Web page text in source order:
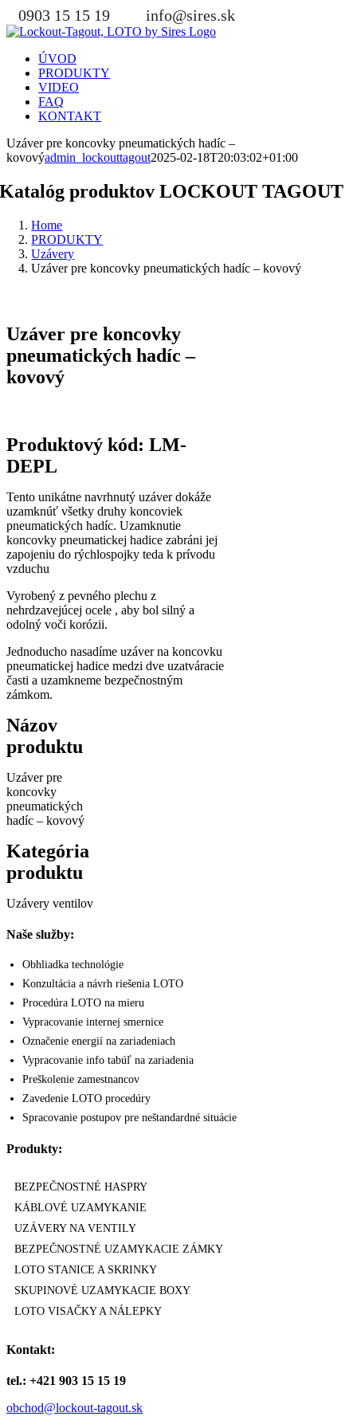
Skip
to
content
0903 15 15 19 info@sires.sk
ÚVOD
PRODUKTY
VIDEO
FAQ
KONTAKT
Uzáver pre koncovky pneumatických hadíc –
kovovýadmin_lockouttagout2025-02-18T20:03:02+01:00
Katalóg produktov LOCKOUT TAGOUT
Home
PRODUKTY
Uzávery
Uzáver pre koncovky pneumatických hadíc – kovový
Uzáver pre koncovky
pneumatických hadíc –
kovový
Produktový kód: LM-
DEPL
Tento unikátne navrhnutý uzáver dokáže
uzamknúť všetky druhy koncoviek
pneumatických hadíc. Uzamknutie
koncovky pneumatickej hadice zabráni jej
zapojeniu do rýchlospojky teda k prívodu
vzduchu
Vyrobený z pevného plechu z
nehrdzavejúcej ocele , aby bol silný a
odolný voči korózii.
Jednoducho nasadíme uzáver na koncovku
pneumatickej hadice medzi dve uzatváracie
časti a uzamkneme bezpečnostným
zámkom.
Názov
produktu
Uzáver pre
koncovky
pneumatických
hadíc – kovový
Kategória
produktu
Uzávery ventilov
Naše služby:
Obhliadka technológie
Konzultácia a návrh riešenia LOTO
Procedúra LOTO na mieru
Vypracovanie internej smernice
Označenie energií na zariadeniach
Vypracovanie info tabúľ na zariadenia
Preškolenie zamestnancov
Zavedenie LOTO procedúry
Spracovanie postupov pre neštandardné situácie
Produkty:
BEZPEČNOSTNÉ HASPRY
KÁBLOVÉ UZAMYKANIE
UZÁVERY NA VENTILY
BEZPEČNOSTNÉ UZAMYKACIE ZÁMKY
LOTO STANICE A SKRINKY
SKUPINOVÉ UZAMYKACIE BOXY
LOTO VISAČKY A NÁLEPKY
Kontakt:
tel.: +421 903 15 15 19
obchod@lockout-tagout.sk